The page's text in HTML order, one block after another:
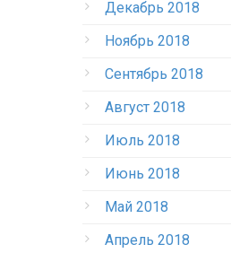
Декабрь 2018
Ноябрь 2018
Сентябрь 2018
Август 2018
Июль 2018
Июнь 2018
Май 2018
Апрель 2018